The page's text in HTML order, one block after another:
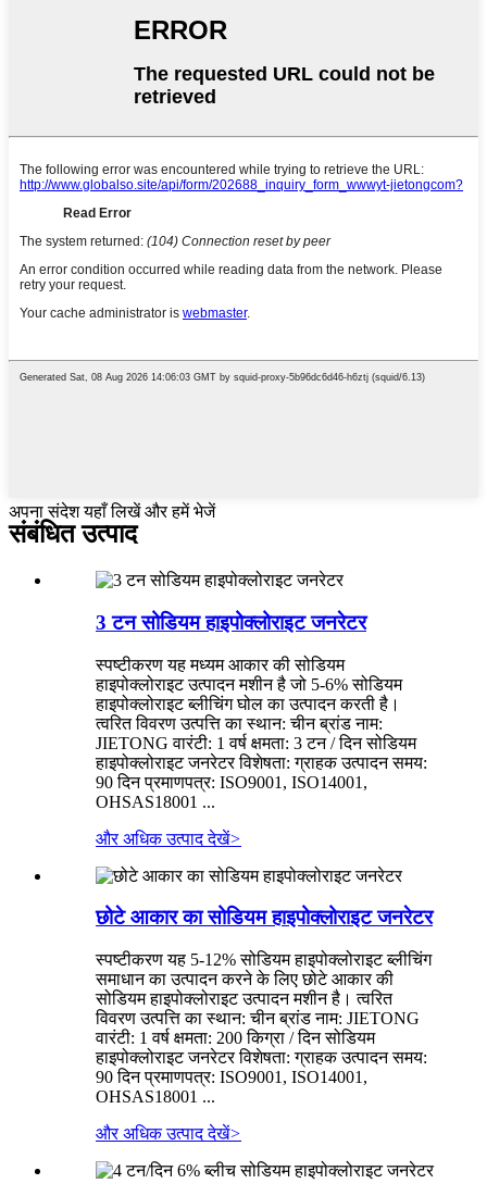
अपना संदेश यहाँ लिखें और हमें भेजें
संबंधित उत्पाद
3 टन सोडियम हाइपोक्लोराइट जनरेटर
स्पष्टीकरण यह मध्यम आकार की सोडियम
हाइपोक्लोराइट उत्पादन मशीन है जो 5-6% सोडियम
हाइपोक्लोराइट ब्लीचिंग घोल का उत्पादन करती है।
त्वरित विवरण उत्पत्ति का स्थान: चीन ब्रांड नाम:
JIETONG वारंटी: 1 वर्ष क्षमता: 3 टन / दिन सोडियम
हाइपोक्लोराइट जनरेटर विशेषता: ग्राहक उत्पादन समय:
90 दिन प्रमाणपत्र: ISO9001, ISO14001,
OHSAS18001 ...
और अधिक उत्पाद देखें>
छोटे आकार का सोडियम हाइपोक्लोराइट जनरेटर
स्पष्टीकरण यह 5-12% सोडियम हाइपोक्लोराइट ब्लीचिंग
समाधान का उत्पादन करने के लिए छोटे आकार की
सोडियम हाइपोक्लोराइट उत्पादन मशीन है। त्वरित
विवरण उत्पत्ति का स्थान: चीन ब्रांड नाम: JIETONG
वारंटी: 1 वर्ष क्षमता: 200 किग्रा / दिन सोडियम
हाइपोक्लोराइट जनरेटर विशेषता: ग्राहक उत्पादन समय:
90 दिन प्रमाणपत्र: ISO9001, ISO14001,
OHSAS18001 ...
और अधिक उत्पाद देखें>